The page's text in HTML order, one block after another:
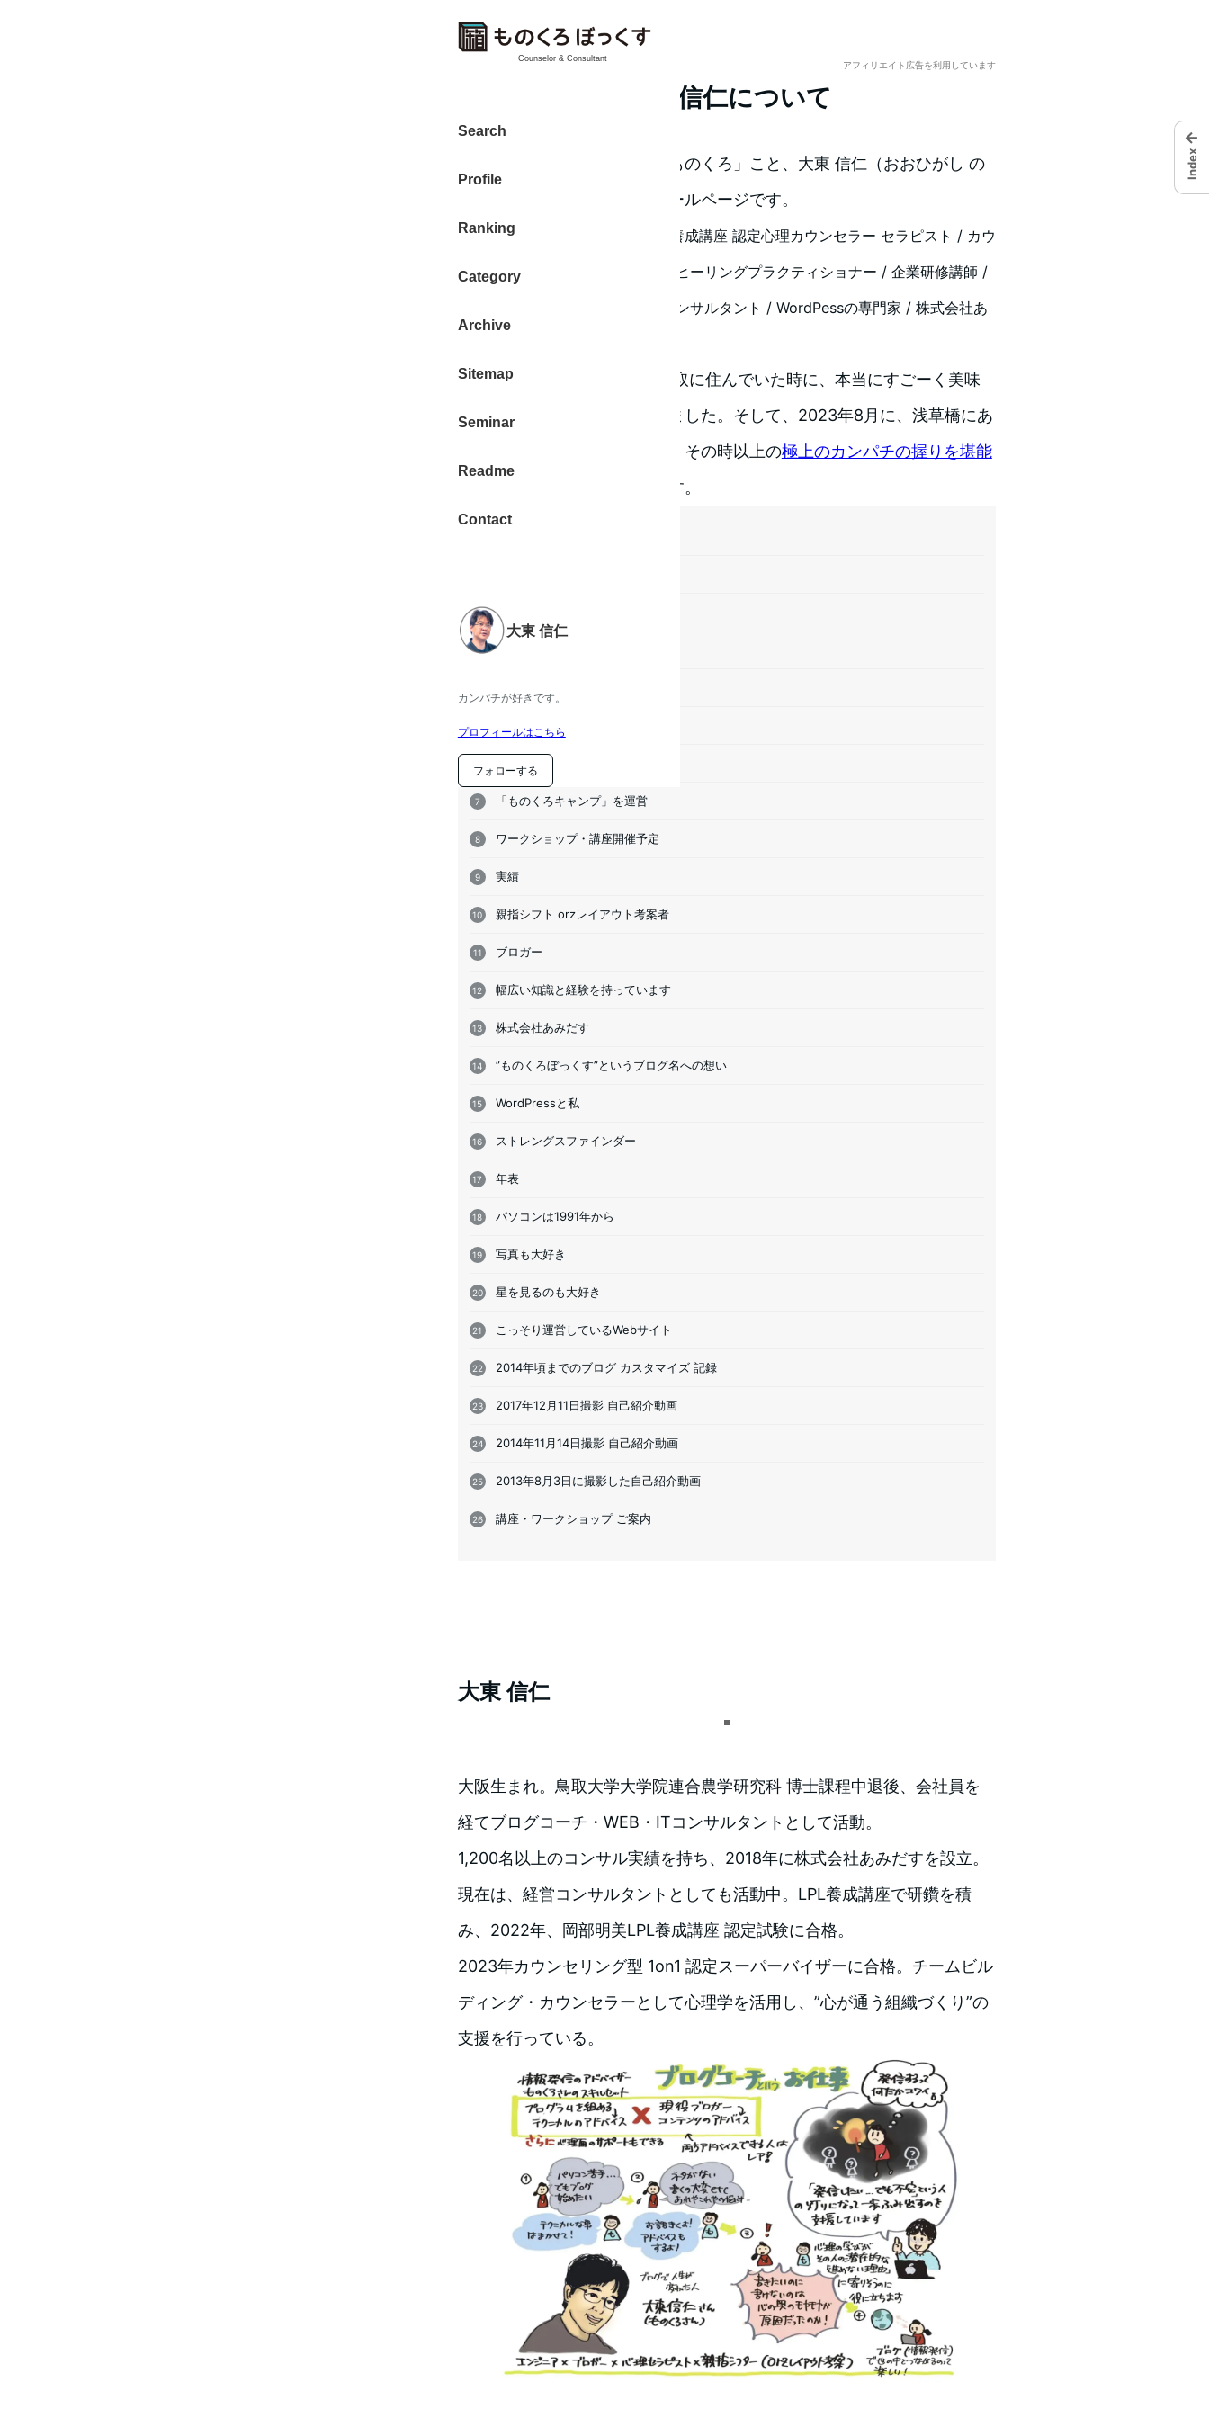
Counselor & Consultant
Search
Profile
Ranking
Category
Archive
Sitemap
Seminar
Readme
Contact
大東 信仁
カンパチが好きです。
プロフィールはこちら
フォローする
アフィリエイト広告を利用しています
ものくろ こと 大東信仁について
このブログを運営している「ものくろ」こと、大東 信仁（おおひがし の
ぶひと）について、プロフィールページです。
心理カウンセラー / 岡部明美LPL養成講座 認定心理カウンセラー セラピスト / カウ
ンセリング型1on1認定SV /シータヒーリングプラクティショナー / 企業研修講師 /
経営コンサルタント / WEB・ITコンサルタント / WordPessの専門家 / 株式会社あ
カンパチが好きです。山陰 鳥取に住んでいた時に、本当にすごーく美味
しいカンパチと出会い感動しました。そして、2023年8月に、浅草橋にあ
るお鮨屋さんのあじまさんで、その時以上の極上のカンパチの握りを堪能
も好きです。
年表
お仕事のご依頼
なぜ「ものくろ」なの？
Web・Blogコーチ
「ものくろキャンプ」を運営
ワークショップ・講座開催予定
実績
親指シフト orzレイアウト考案者
ブロガー
幅広い知識と経験を持っています
株式会社あみだす
”ものくろぼっくす”というブログ名への想い
WordPressと私
ストレングスファインダー
年表
パソコンは1991年から
写真も大好き
星を見るのも大好き
こっそり運営しているWebサイト
2014年頃までのブログ カスタマイズ 記録
2017年12月11日撮影 自己紹介動画
2014年11月14日撮影 自己紹介動画
2013年8月3日に撮影した自己紹介動画
講座・ワークショップ ご案内
大東 信仁
大阪生まれ。鳥取大学大学院連合農学研究科 博士課程中退後、会社員を
経てブログコーチ・WEB・ITコンサルタントとして活動。
1,200名以上のコンサル実績を持ち、2018年に株式会社あみだすを設立。
現在は、経営コンサルタントとしても活動中。LPL養成講座で研鑽を積
み、2022年、岡部明美LPL養成講座 認定試験に合格。
2023年カウンセリング型 1on1 認定スーパーバイザーに合格。チームビル
ディング・カウンセラーとして心理学を活用し、”心が通う組織づくり”の
支援を行っている。
←
Index